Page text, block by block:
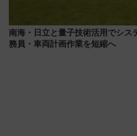
南海・日立と量子技術活用でシス
務員・車両計画作業を短縮へ